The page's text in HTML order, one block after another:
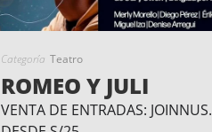
Categoría Teatro
ROMEO Y JULI
VENTA DE ENTRADAS: JOINNUS.